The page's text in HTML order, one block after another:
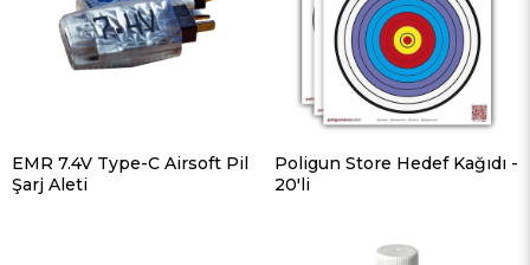
EMR 7.4V Type-C Airsoft Pil
Şarj Aleti
Poligun Store Hedef Kağıdı -
20'li